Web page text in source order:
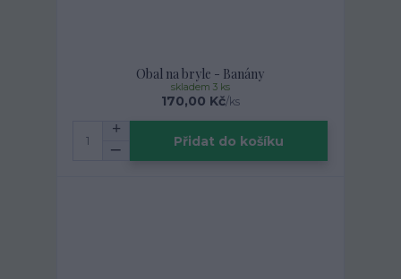
Obal na bryle - Banány
170,00 Kč/ks
skladem 3 ks
Přidat do košíku